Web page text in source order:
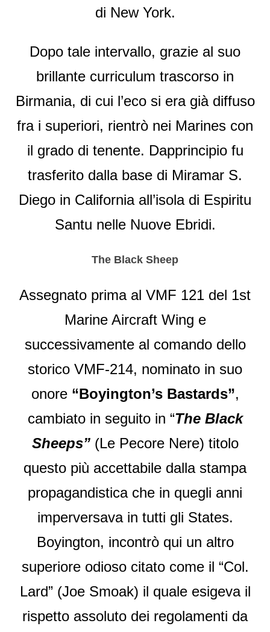
di New York.
Dopo tale intervallo, grazie al suo
brillante curriculum trascorso in
Birmania, di cui l’eco si era già diffuso
fra i superiori, rientrò nei Marines con
il grado di tenente. Dapprincipio fu
trasferito dalla base di Miramar S.
Diego in California all’isola di Espiritu
Santu nelle Nuove Ebridi.
The Black Sheep
Assegnato prima al VMF 121 del 1st
Marine Aircraft Wing e
successivamente al comando dello
storico VMF-214, nominato in suo
onore “Boyington’s Bastards”,
cambiato in seguito in “The Black
Sheeps”(Le Pecore Nere) titolo
questo più accettabile dalla stampa
propagandistica che in quegli anni
imperversava in tutti gli States.
Boyington, incontrò qui un altro
superiore odioso citato come il “Col.
Lard” (Joe Smoak) il quale esigeva il
rispetto assoluto dei regolamenti da